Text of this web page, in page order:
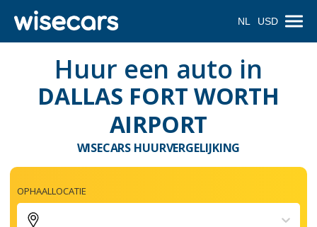
NL USD
Huur een auto in
DALLAS FORT WORTH
AIRPORT
WISECARS HUURVERGELIJKING
OPHAALLOCATIE